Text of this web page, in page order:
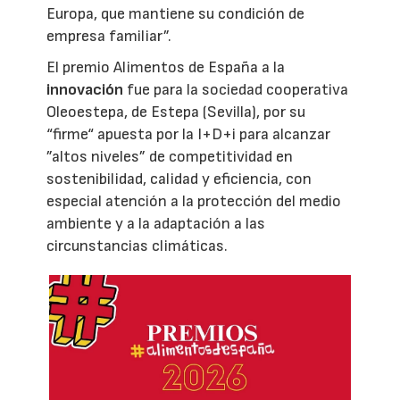
Europa, que mantiene su condición de
empresa familiar”.
El premio Alimentos de España a la
innovación fue para la sociedad cooperativa
Oleoestepa, de Estepa (Sevilla), por su
“firme“ apuesta por la I+D+i para alcanzar
”altos niveles” de competitividad en
sostenibilidad, calidad y eficiencia, con
especial atención a la protección del medio
ambiente y a la adaptación a las
circunstancias climáticas.